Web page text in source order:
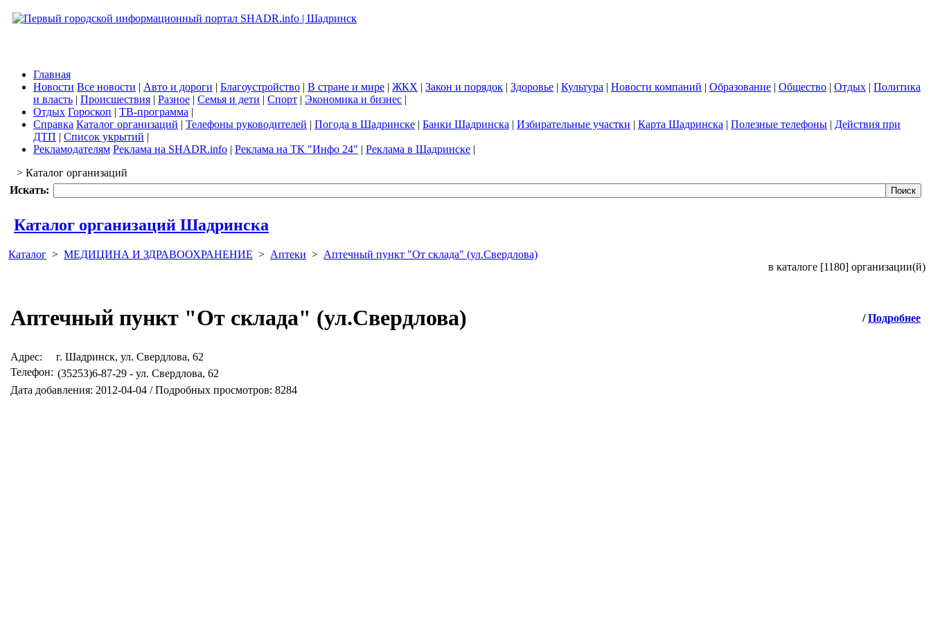
Главная
Новости Все новости | Авто и дороги | Благоустройство | В стране и мире | ЖКХ | Закон и порядок | Здоровье | Культура | Новости компаний | Образование | Общество | Отдых | Политика
и власть | Происшествия | Разное | Семья и дети | Спорт | Экономика и бизнес |
Отдых Гороскоп | ТВ-программа |
Справка Каталог организаций | Телефоны руководителей | Погода в Шадринске | Банки Шадринска | Избирательные участки | Карта Шадринска | Полезные телефоны | Действия при
ДТП | Список укрытий |
Рекламодателям Реклама на SHADR.info | Реклама на ТК "Инфо 24" | Реклама в Шадринске |
> Каталог организаций
Искать:
Каталог организаций Шадринска
Каталог > МЕДИЦИНА И ЗДРАВООХРАНЕНИЕ > Аптеки > Аптечный пункт "От склада" (ул.Свердлова)
в каталоге [1180] организации(й)
Аптечный пункт "От склада" (ул.Свердлова) / Подробнее
Адрес:
г. Шадринск, ул. Свердлова, 62
Телефон: (35253)6-87-29 - ул. Свердлова, 62
Дата добавления: 2012-04-04 / Подробных просмотров: 8284